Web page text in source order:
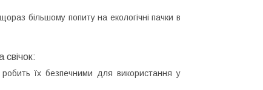
більшому попиту на екологічні пачки в
свічок:
їх безпечними для використання у